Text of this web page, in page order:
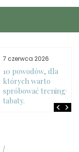
7 czerwca 2026
10 powodów, dla
których warto
spróbować treningu
tabaty.